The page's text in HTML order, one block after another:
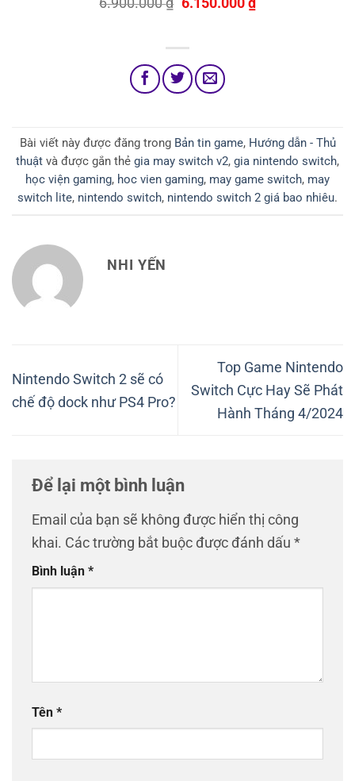
6.900.000₫
6.900.000 ₫.
6.150.000 ₫
hiện
Bài viết này được đăng trong Bản tin game, Hướng dẫn - Thủ
thuật và được gắn thẻ gia may switch v2, gia nintendo switch,
học viện gaming, hoc vien gaming, may game switch, may
switch lite, nintendo switch, nintendo switch 2 giá bao nhiêu.
NHI YẾN
Nintendo Switch 2 sẽ có
chế độ dock như PS4 Pro?
Top Game Nintendo
Switch Cực Hay Sẽ Phát
Hành Tháng 4/2024
Để lại một bình luận
Email của bạn sẽ không được hiển thị công
khai. Các trường bắt buộc được đánh dấu *
Bình luận *
Tên *